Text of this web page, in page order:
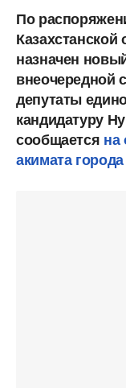
По
назначен
внеочередной
депутаты
кандидатуру
сообщается на
акимата